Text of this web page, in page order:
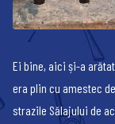
Ei bine, aici și-a
era plin cu amestec
strazile Sălajului de